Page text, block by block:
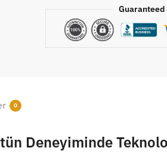
Guaranteed
0
Deneyiminde